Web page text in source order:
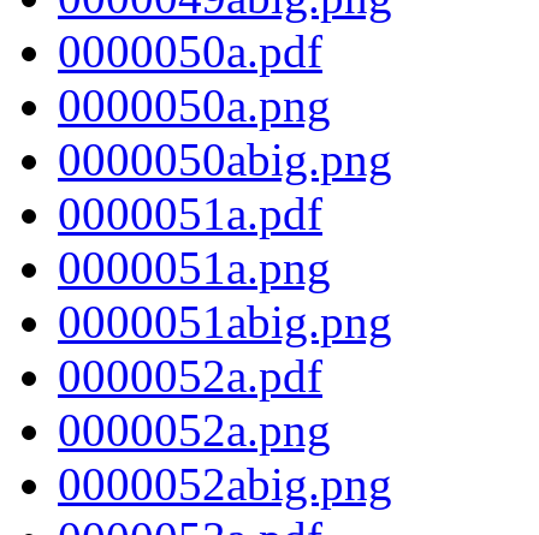
0000050a.pdf
0000050a.png
0000050abig.png
0000051a.pdf
0000051a.png
0000051abig.png
0000052a.pdf
0000052a.png
0000052abig.png